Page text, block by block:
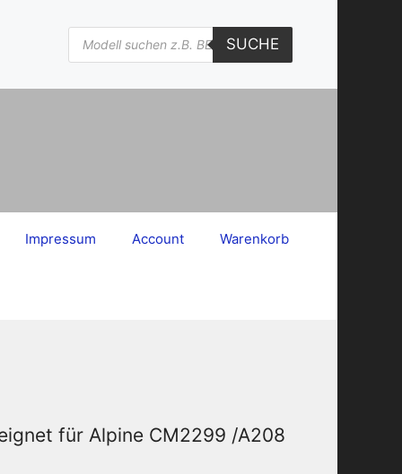
Products
search
SUCHE
Impressum Account Warenkorb
für Alpine CM2299 /A208